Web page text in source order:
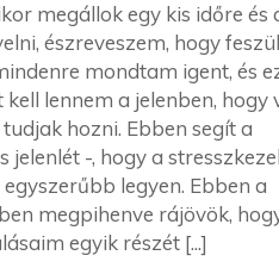
megállok egy kis időre és
észreveszem, hogy
mondtam igent, és
lennem a jelenben, hogy
hozni. Ebben segít a
jelenlét -, hogy a
legyen. Ebben a
megpihenve rájövök,
egyik részét [...]